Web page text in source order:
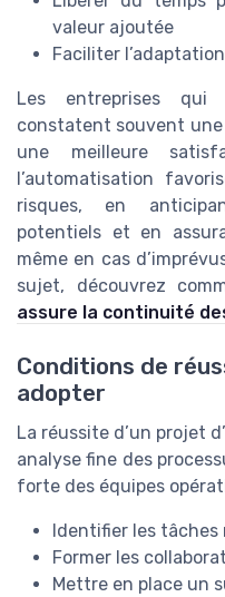
valeur ajoutée
Faciliter
Les entreprises qui
constatent souvent
une meilleure
l’automatisation
risques, en
potentiels et en
même en cas
sujet, découvrez
assure la continuité
Conditions de
adopter
La réussite d’un projet
analyse fine des
forte des équipes
Identifier les
Former les
Mettre en place un